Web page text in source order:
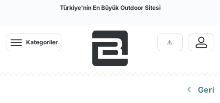
Türkiye'nin En Büyük Outdoor Sitesi
Kategoriler
Geri